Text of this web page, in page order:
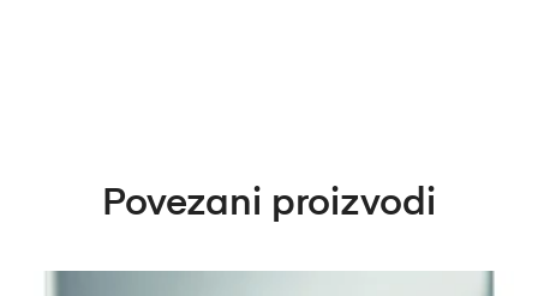
Povezani proizvodi